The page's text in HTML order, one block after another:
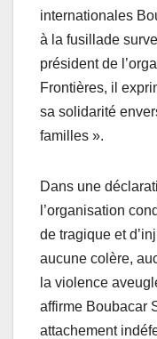
internationales
à la fusillade
président de
Frontières, il
sa solidarité
familles ».
Dans une
l’organisation
de tragique et
aucune colère,
la violence
affirme Boubacar
attachement